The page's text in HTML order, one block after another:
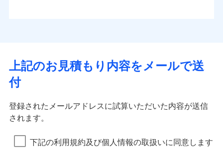
上記のお見積もり内容をメールで送
付
登録されたメールアドレスに試算いただいた内容が送信
されます。
下記の利用規約及び個人情報の取扱いに同意します